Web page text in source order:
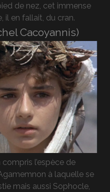
de nez, cet immense
il en fallait, du cran.
Cacoyannis)
compris l’espèce de
à laquelle se
mais aussi Sophocle,